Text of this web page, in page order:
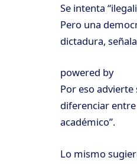
Se intenta
Pero una
dictadura,
powered by
Por eso
diferenciar entre
académico”.
Lo mismo